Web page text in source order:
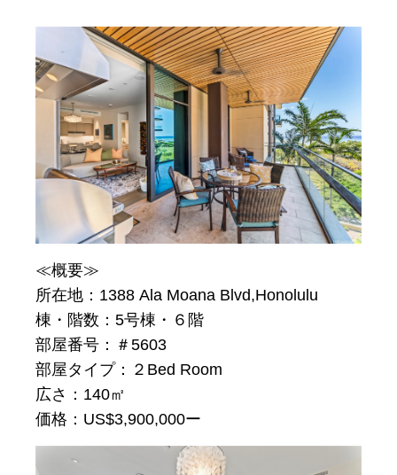
≪概要≫
所在地： 1388 Ala Moana Blvd,Honolulu
棟・階数：5号棟・６階
部屋番号：＃5603
部屋タイプ：２Bed Room
広さ：140㎡
価格：US$3,900,000ー